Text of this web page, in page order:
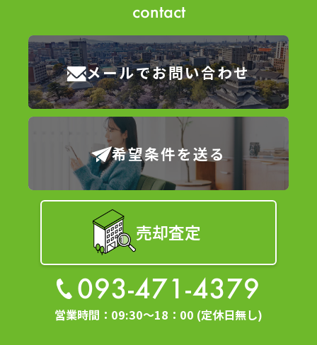
contact
メールでお問い合わせ
希望条件を送る
093-471-4379
営業時間：09:30～18：00 (定休日無し)
売却査定